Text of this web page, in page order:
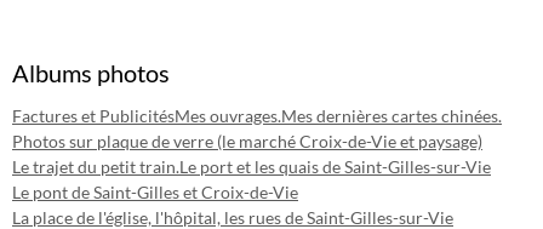
Albums photos
Factures et PublicitésMes ouvrages.Mes dernières cartes chinées.
Photos sur plaque de verre (le marché Croix-de-Vie et paysage)
Le trajet du petit train.Le port et les quais de Saint-Gilles-sur-Vie
Le pont de Saint-Gilles et Croix-de-Vie
La place de l'église, l'hôpital, les rues de Saint-Gilles-sur-Vie